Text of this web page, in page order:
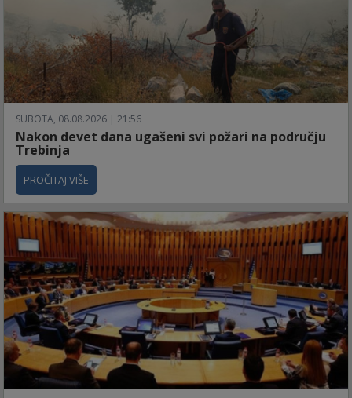
SUBOTA, 08.08.2026 | 21:56
Nakon devet dana ugašeni svi požari na području
Trebinja
PROČITAJ VIŠE